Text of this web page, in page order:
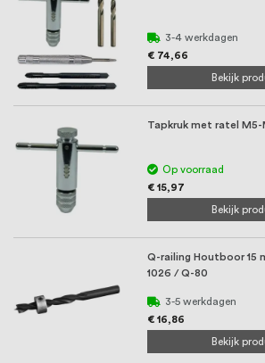
3-4 werkdagen
€ 74,66
Bekijk
Tapkruk met ratel M5-
Op voorraad
€ 15,97
Bekijk
Q-railing Houtboor 15
1026 / Q-80
3-5 werkdagen
€ 16,86
Bekijk